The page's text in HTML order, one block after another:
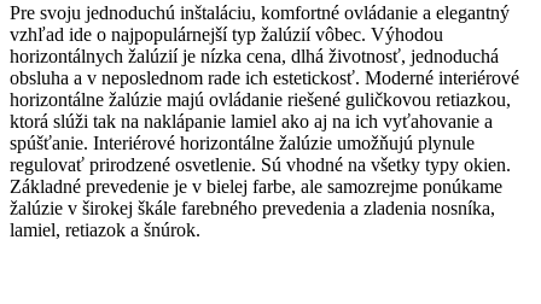
Pre svoju jednoduchú inštaláciu, komfortné ovládanie a elegantný
vzhľad ide o najpopulárnejší typ žalúzií vôbec. Výhodou
horizontálnych žalúzií je nízka cena, dlhá životnosť, jednoduchá
obsluha a v neposlednom rade ich estetickosť. Moderné interiérové
horizontálne žalúzie majú ovládanie riešené guličkovou retiazkou,
ktorá slúži tak na naklápanie lamiel ako aj na ich vyťahovanie a
spúšťanie. Interiérové horizontálne žalúzie umožňujú plynule
regulovať prirodzené osvetlenie. Sú vhodné na všetky typy okien.
Základné prevedenie je v bielej farbe, ale samozrejme ponúkame
žalúzie v širokej škále farebného prevedenia a zladenia nosníka,
lamiel, retiazok a šnúrok.